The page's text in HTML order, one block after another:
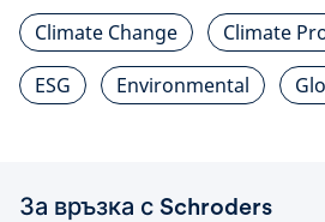
Climate Change
Climate
ESG
Environmental
За връзка с Schroders